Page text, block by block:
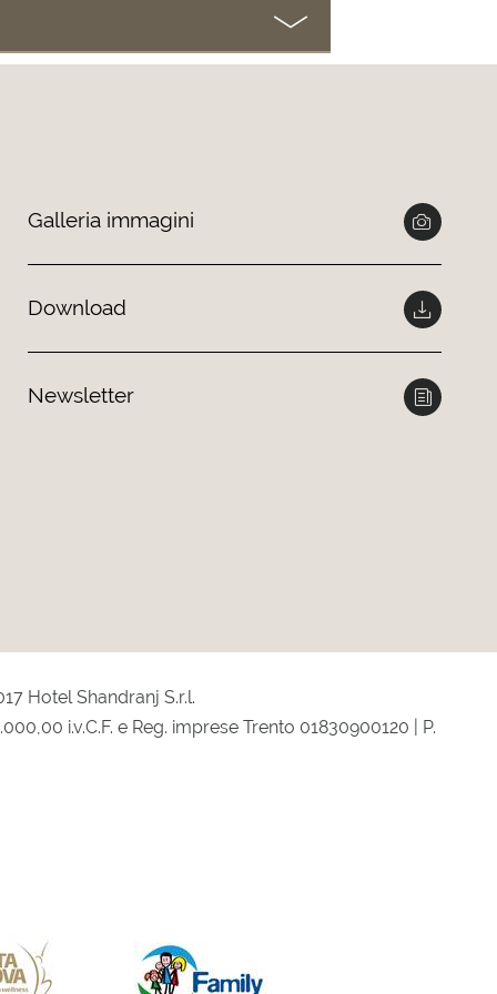
Galleria immagini
Download
Newsletter
Hotel Shandranj S.r.l.
i.v.C.F. e Reg. imprese Trento 01830900120 | P.